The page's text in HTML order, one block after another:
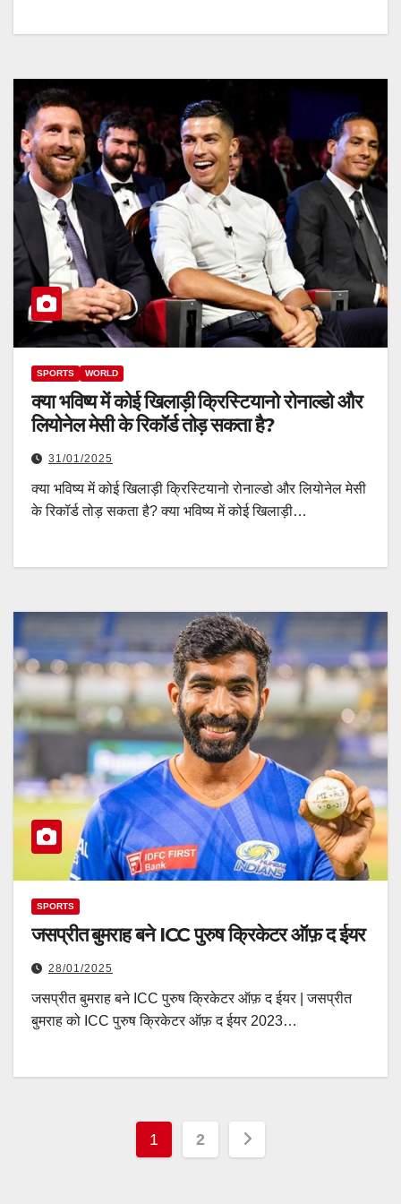
SPORTS WORLD
क्या भविष्य में कोई खिलाड़ी क्रिस्टियानो रोनाल्डो और
लियोनेल मेसी के रिकॉर्ड तोड़ सकता है?
31/01/2025
क्या भविष्य में कोई खिलाड़ी क्रिस्टियानो रोनाल्डो और लियोनेल मेसी
के रिकॉर्ड तोड़ सकता है? क्या भविष्य में कोई खिलाड़ी…
SPORTS
जसप्रीत बुमराह बने ICC पुरुष क्रिकेटर ऑफ़ द ईयर
28/01/2025
जसप्रीत बुमराह बने ICC पुरुष क्रिकेटर ऑफ़ द ईयर | जसप्रीत
बुमराह को ICC पुरुष क्रिकेटर ऑफ़ द ईयर 2023…
Posts
1 2